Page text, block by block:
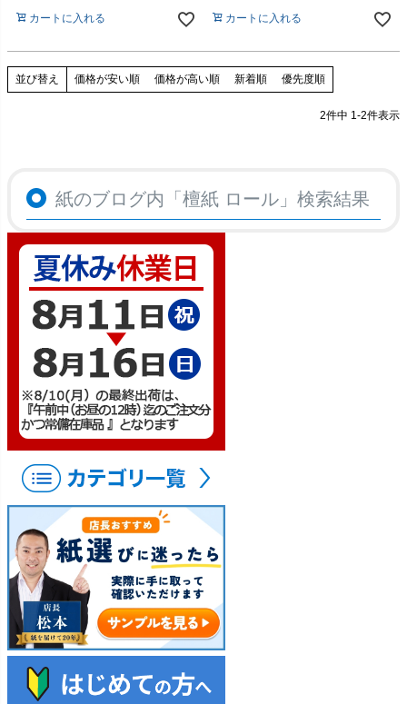
カートに入れる カートに入れる
並び替え 価格が安い順 価格が高い順 新着順 優先度順
2件中 1-2件表示
紙のブログ内「 檀紙 ロール 」検索結果